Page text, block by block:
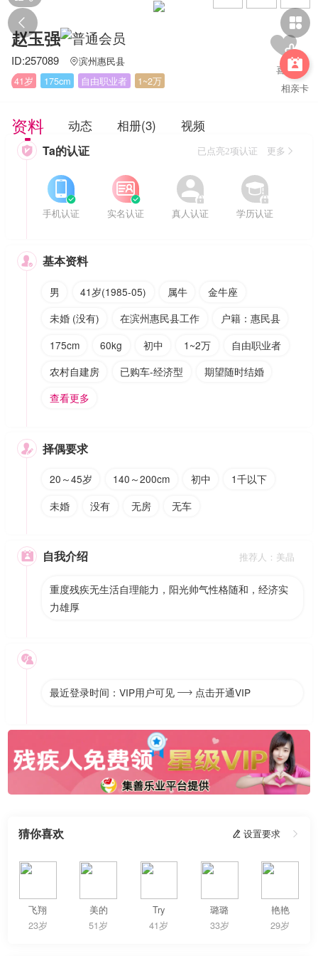
 

相亲卡
赵玉强
ID:257089 滨州惠民县
41岁
175cm 自由职业者 1~2万
资料 动态 相册(3) 视频
 Ta的认证 已点亮2项认证 更多


手机认证


实名认证


真人认证


学历认证
 基本资料
男 41岁(1985-05) 属牛
金牛座
未婚 (没有)
在滨州惠民县工作
户籍：惠民县
175cm
60kg 初中 1~2万
自由职业者
农村自建房
已购车-经济型
期望随时结婚
查看更多
 择偶要求
20～45岁 140～200cm 初中
1千以下
未婚
没有 无房 无车
 自我介绍 推荐人：美晶
重度残疾无生活自理能力，阳光帅气性格随和，经济实
力雄厚

最近登录时间：VIP用户可见  点击开通VIP
猜你喜欢  设置要求 
飞翔
23岁
美的
51岁
Try
41岁
璐璐
33岁
艳艳
29岁